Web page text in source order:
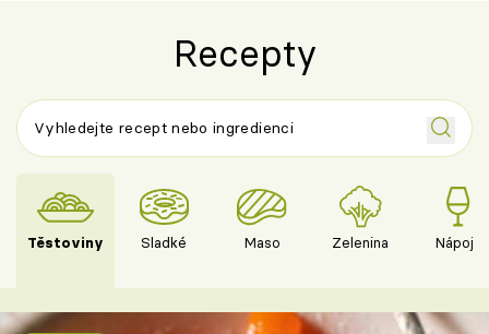
Recepty
Těstoviny Sladké Maso Zelenina Nápoje